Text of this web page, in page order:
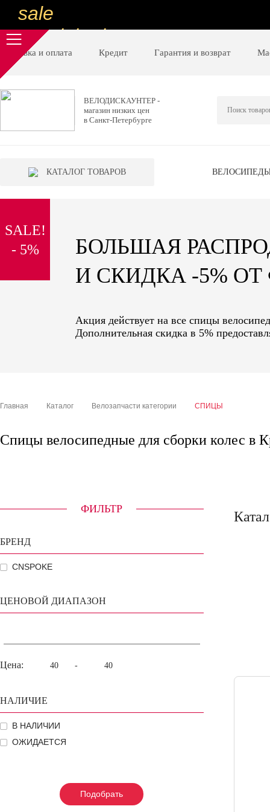
sale
special price
sale
низкие цены
вот дешево
special price
sale
надо брать
sale
Доставка и оплата Кредит Гарантия и возврат
ВЕЛОДИСКАУНТЕР -
магазин низких цен
в Санкт-Петербурге
КАТАЛОГ ТОВАРОВ
SALE!
- 5%
БОЛЬШАЯ
И СКИДКА -5%
Акция действует на все спицы
Дополнительная скидка в 5%
Главная Каталог Велозапчасти категории СПИЦЫ
Спицы велосипедные для сборки колес в
ФИЛЬТР
БРЕНД
CNSPOKE
ЦЕНОВОЙ ДИАПАЗОН
Цена: -
НАЛИЧИЕ
В НАЛИЧИИ
ОЖИДАЕТСЯ
Подобрать
Подобрать
Подобрать